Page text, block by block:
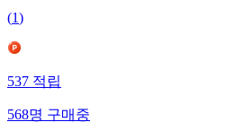
(1)
537 적립
568명 구매중